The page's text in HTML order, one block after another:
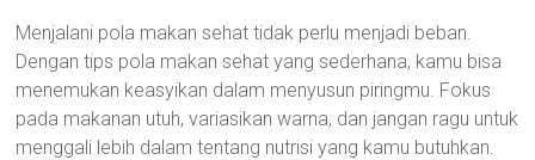
Menjalani pola makan sehat tidak perlu menjadi beban.
Dengan tips pola makan sehat yang sederhana, kamu bisa
menemukan keasyikan dalam menyusun piringmu. Fokus
pada makanan utuh, variasikan warna, dan jangan ragu untuk
menggali lebih dalam tentang nutrisi yang kamu butuhkan.